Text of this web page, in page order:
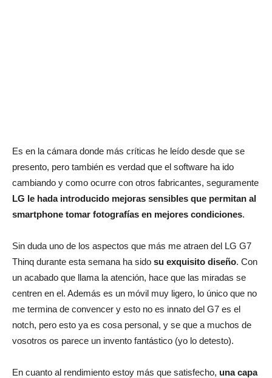
Es en la cámara donde más críticas he leído desde que se
presento, pero también es verdad que el software ha ido
cambiando y como ocurre con otros fabricantes, seguramente
LG le hada introducido mejoras sensibles que permitan al
smartphone tomar fotografías en mejores condiciones.
Sin duda uno de los aspectos que más me atraen del LG G7
Thinq durante esta semana ha sido su exquisito diseño. Con
un acabado que llama la atención, hace que las miradas se
centren en el. Además es un móvil muy ligero, lo único que no
me termina de convencer y esto no es innato del G7 es el
notch, pero esto ya es cosa personal, y se que a muchos de
vosotros os parece un invento fantástico (yo lo detesto).
En cuanto al rendimiento estoy más que satisfecho, una capa